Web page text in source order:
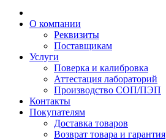
О компании
Реквизиты
Поставщикам
Услуги
Поверка и калибровка
Аттестация лабораторий
Производство СОП/ПЭП
Контакты
Покупателям
Доставка товаров
Возврат товара и гарантия